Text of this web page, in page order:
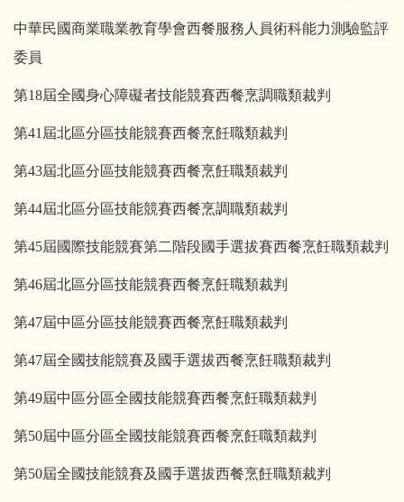
中華民國商業職業教育學會西餐服務人員術科能力測驗監評
委員
第18屆全國身心障礙者技能競賽西餐烹調職類裁判
第41屆北區分區技能競賽西餐烹飪職類裁判
第43屆北區分區技能競賽西餐烹飪職類裁判
第44屆北區分區技能競賽西餐烹調職類裁判
第45屆國際技能競賽第二階段國手選拔賽西餐烹飪職類裁判
第46屆北區分區技能競賽西餐烹飪職類裁判
第47屆中區分區技能競賽西餐烹飪職類裁判
第47屆全國技能競賽及國手選拔西餐烹飪職類裁判
第49屆中區分區全國技能競賽西餐烹飪職類裁判
第50屆中區分區全國技能競賽西餐烹飪職類裁判
第50屆全國技能競賽及國手選拔西餐烹飪職類裁判